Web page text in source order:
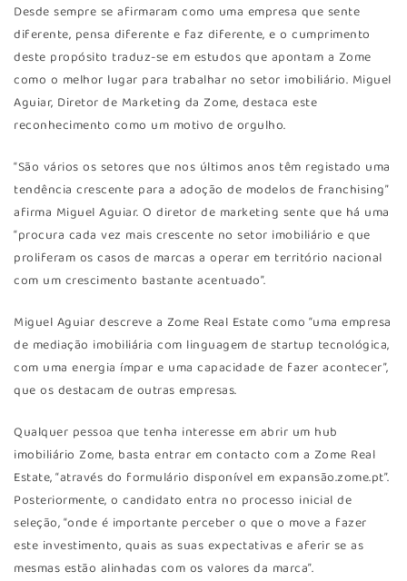
Desde sempre se afirmaram como uma empresa que sente
diferente, pensa diferente e faz diferente, e o cumprimento
deste propósito traduz-se em estudos que apontam a Zome
como o melhor lugar para trabalhar no setor imobiliário. Miguel
Aguiar, Diretor de Marketing da Zome, destaca este
reconhecimento como um motivo de orgulho.
“São vários os setores que nos últimos anos têm registado uma
tendência crescente para a adoção de modelos de franchising”
afirma Miguel Aguiar. O diretor de marketing sente que há uma
“procura cada vez mais crescente no setor imobiliário e que
proliferam os casos de marcas a operar em território nacional
com um crescimento bastante acentuado”.
Miguel Aguiar descreve a Zome Real Estate como “uma empresa
de mediação imobiliária com linguagem de startup tecnológica,
com uma energia ímpar e uma capacidade de fazer acontecer”,
que os destacam de outras empresas.
Qualquer pessoa que tenha interesse em abrir um hub
imobiliário Zome, basta entrar em contacto com a Zome Real
Estate, “através do formulário disponível em expansão.zome.pt”.
Posteriormente, o candidato entra no processo inicial de
seleção, “onde é importante perceber o que o move a fazer
este investimento, quais as suas expectativas e aferir se as
mesmas estão alinhadas com os valores da marca”.